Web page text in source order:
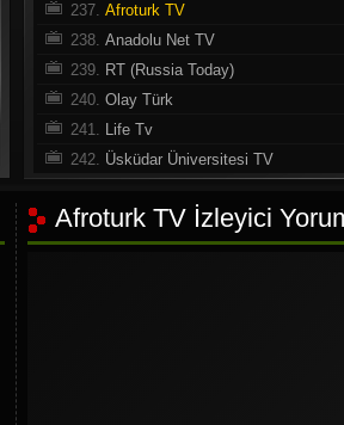
237. Afroturk TV
238. Anadolu Net TV
239. RT (Russia Today)
240. Olay Türk
241. Life Tv
242. Üsküdar Üniversitesi TV
244.ERT Erbaa Radyo ve TV
245.Ankara Büyükşehir Belediyesi TV
Afroturk TV İzleyici